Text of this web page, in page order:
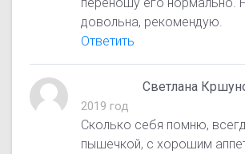
довольна, рекомендую.
Ответить
Светлана
2019 год
Сколько себя помню,
пышечкой, с хорошим